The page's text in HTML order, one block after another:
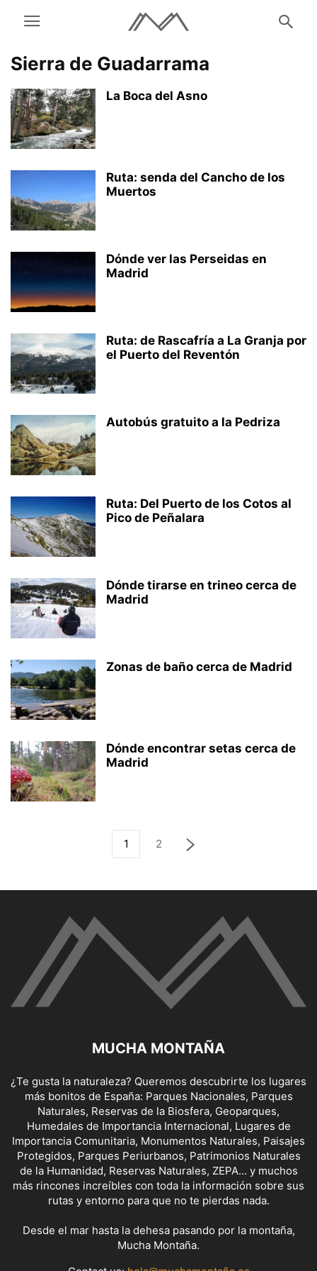
Sierra de Guadarrama
La Boca del Asno
Ruta: senda del Cancho de los
Muertos
Dónde ver las Perseidas en
Madrid
Ruta: de Rascafría a La Granja por
el Puerto del Reventón
Autobús gratuito a la Pedriza
Ruta: Del Puerto de los Cotos al
Pico de Peñalara
Dónde tirarse en trineo cerca de
Madrid
Zonas de baño cerca de Madrid
Dónde encontrar setas cerca de
Madrid
1 2
MUCHA MONTAÑA
¿Te gusta la naturaleza? Queremos descubrirte los lugares
más bonitos de España: Parques Nacionales, Parques
Naturales, Reservas de la Biosfera, Geoparques,
Humedales de Importancia Internacional, Lugares de
Importancia Comunitaria, Monumentos Naturales, Paisajes
Protegidos, Parques Periurbanos, Patrimonios Naturales
de la Humanidad, Reservas Naturales, ZEPA... y muchos
más rincones increíbles con toda la información sobre sus
rutas y entorno para que no te pierdas nada.
Desde el mar hasta la dehesa pasando por la montaña,
Mucha Montaña.